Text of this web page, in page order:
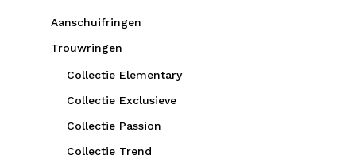
Aanschuifringen
Trouwringen
Collectie Elementary
Collectie Exclusieve
Collectie Passion
Collectie Trend